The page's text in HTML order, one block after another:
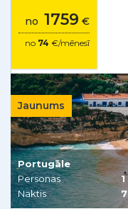
no 1759 €
no 74 €/mēnesī
Jaunums
Portugāle
Personas
1
Naktis
7